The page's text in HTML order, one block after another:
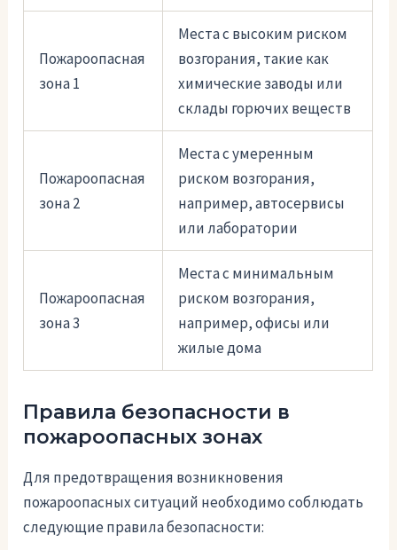
Пожароопасная
зона 1
Места с высоким риском
возгорания, такие как
химические заводы или
склады горючих веществ
Пожароопасная
зона 2
Места с умеренным
риском возгорания,
например, автосервисы
или лаборатории
Пожароопасная
зона 3
Места с минимальным
риском возгорания,
например, офисы или
жилые дома
Правила безопасности в
пожароопасных зонах
Для предотвращения возникновения
пожароопасных ситуаций необходимо соблюдать
следующие правила безопасности: